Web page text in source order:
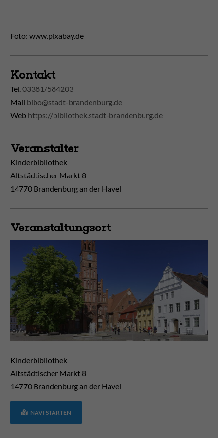
Foto: www.pixabay.de
Kontakt
Tel.03381/584203
Mail bibo@stadt-brandenburg.de
Web https://bibliothek.stadt-brandenburg.de
Veranstalter
Kinderbibliothek
Altstädtischer Markt 8
14770 Brandenburg an der Havel
Veranstaltungsort
Kinderbibliothek
Altstädtischer Markt 8
14770 Brandenburg an der Havel
NAVI STARTEN